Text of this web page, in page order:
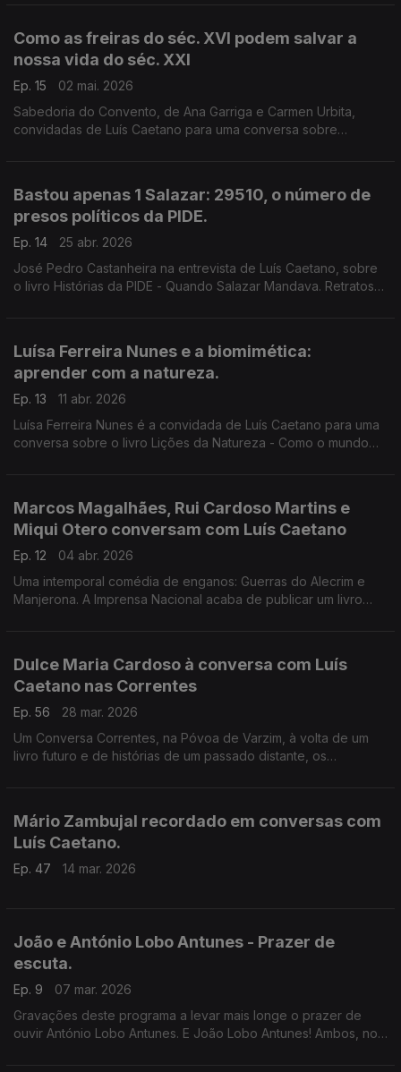
Como as freiras do séc. XVI podem salvar a
nossa vida do séc. XXI
Ep. 15
02 mai. 2026
Sabedoria do Convento, de Ana Garriga e Carmen Urbita,
convidadas de Luís Caetano para uma conversa sobre
Bastou apenas 1 Salazar: 29510, o número de
presos políticos da PIDE.
Ep. 14
25 abr. 2026
José Pedro Castanheira na entrevista de Luís Caetano, sobre
o livro Histórias da PIDE - Quando Salazar Mandava. Retratos
Luísa Ferreira Nunes e a biomimética:
aprender com a natureza.
Ep. 13
11 abr. 2026
Luísa Ferreira Nunes é a convidada de Luís Caetano para uma
conversa sobre o livro Lições da Natureza - Como o mundo
Marcos Magalhães, Rui Cardoso Martins e
Miqui Otero conversam com Luís Caetano
Ep. 12
04 abr. 2026
Uma intemporal comédia de enganos: Guerras do Alecrim e
Manjerona. A Imprensa Nacional acaba de publicar um livro
Dulce Maria Cardoso à conversa com Luís
Caetano nas Correntes
Ep. 56
28 mar. 2026
Um Conversa Correntes, na Póvoa de Varzim, à volta de um
livro futuro e de histórias de um passado distante, os
Mário Zambujal recordado em conversas com
Luís Caetano.
Ep. 47 14 mar. 2026
João e António Lobo Antunes - Prazer de
escuta.
Ep. 9
07 mar. 2026
Gravações deste programa a levar mais longe o prazer de
ouvir António Lobo Antunes. E João Lobo Antunes! Ambos, no